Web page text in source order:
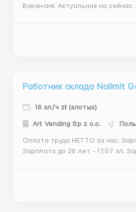
Вакансия: Актуальная на сейчас. Город: Warszawa.
до 26 лет - 22.07 зл. Зарплата
Работник склада Nolimit
16 зл/ч zł (злотых)
Art Vending Sp z o.o.
Оплата труда НЕТТО за час:
Зарплата до 26 лет - 17,07 зл.